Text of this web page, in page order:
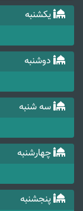
یکشنبه
دوشنبه
سه شنبه
چهارشنبه
پنجشنبه